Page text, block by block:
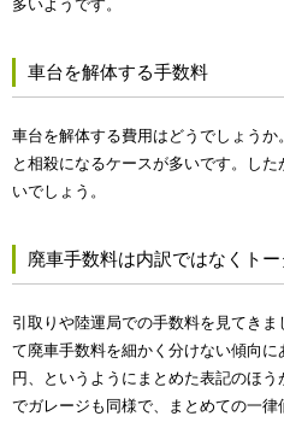
多いようです。
車台を解体する手数料
車台を解体する費用はどうでしょう
と相殺になるケースが多いです。し
いでしょう。
廃車手数料は内訳ではなくト
引取りや陸運局での手数料を見てき
て廃車手数料を細かく分けない傾向
円、というようにまとめた表記のほ
でガレージも同様で、まとめての一律